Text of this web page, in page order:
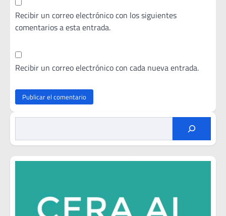
Recibir un correo electrónico con los siguientes
comentarios a esta entrada.
Recibir un correo electrónico con cada nueva entrada.